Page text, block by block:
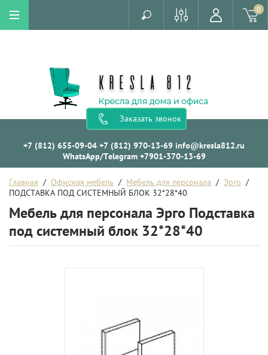
0
Заказать звонок
+7 (812) 655-09-04 +7 (812) 970-13-69 info@kresla812.ru
WhatsApp/Telegram +7901-370-13-69
Главная
  /
Офисная мебель
  /
Мебель для персонала
  /
Эрго
  /
ПОДСТАВКА ПОД СИСТЕМНЫЙ БЛОК 32*28*40
Мебель для персонала Эрго Подставка
под системный блок 32*28*40